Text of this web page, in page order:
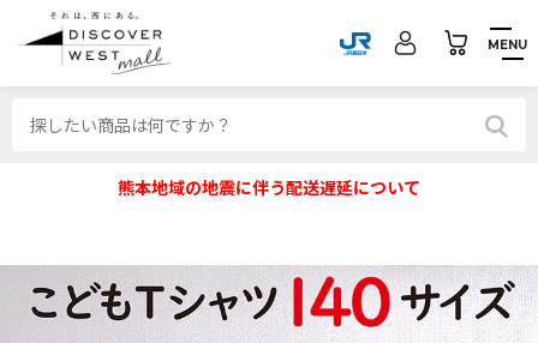
MENU
熊本地域の地震に伴う配送遅延について